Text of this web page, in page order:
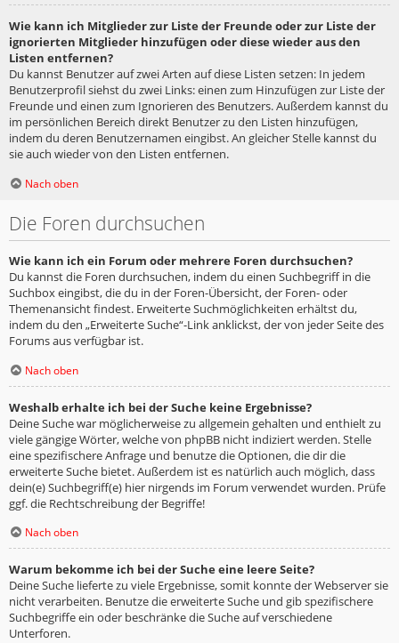
Wie kann ich Mitglieder zur Liste der Freunde oder zur Liste der
ignorierten Mitglieder hinzufügen oder diese wieder aus den
Listen entfernen?
Du kannst Benutzer auf zwei Arten auf diese Listen setzen: In jedem
Benutzerprofil siehst du zwei Links: einen zum Hinzufügen zur Liste der
Freunde und einen zum Ignorieren des Benutzers. Außerdem kannst du
im persönlichen Bereich direkt Benutzer zu den Listen hinzufügen,
indem du deren Benutzernamen eingibst. An gleicher Stelle kannst du
sie auch wieder von den Listen entfernen.
Nach oben
Die Foren durchsuchen
Wie kann ich ein Forum oder mehrere Foren durchsuchen?
Du kannst die Foren durchsuchen, indem du einen Suchbegriff in die
Suchbox eingibst, die du in der Foren-Übersicht, der Foren- oder
Themenansicht findest. Erweiterte Suchmöglichkeiten erhältst du,
indem du den „Erweiterte Suche“-Link anklickst, der von jeder Seite des
Forums aus verfügbar ist.
Nach oben
Weshalb erhalte ich bei der Suche keine Ergebnisse?
Deine Suche war möglicherweise zu allgemein gehalten und enthielt zu
viele gängige Wörter, welche von phpBB nicht indiziert werden. Stelle
eine spezifischere Anfrage und benutze die Optionen, die dir die
erweiterte Suche bietet. Außerdem ist es natürlich auch möglich, dass
dein(e) Suchbegriff(e) hier nirgends im Forum verwendet wurden. Prüfe
ggf. die Rechtschreibung der Begriffe!
Nach oben
Warum bekomme ich bei der Suche eine leere Seite?
Deine Suche lieferte zu viele Ergebnisse, somit konnte der Webserver sie
nicht verarbeiten. Benutze die erweiterte Suche und gib spezifischere
Suchbegriffe ein oder beschränke die Suche auf verschiedene
Unterforen.